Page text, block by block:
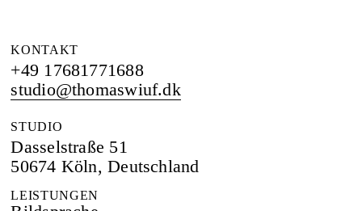
KONTAKT
+49 17681771688
studio@thomaswiuf.dk
STUDIO
Dasselstraße 51
50674 Köln, Deutschland
LEISTUNGEN